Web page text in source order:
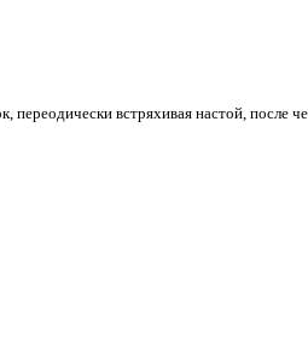
встряхивая настой, после